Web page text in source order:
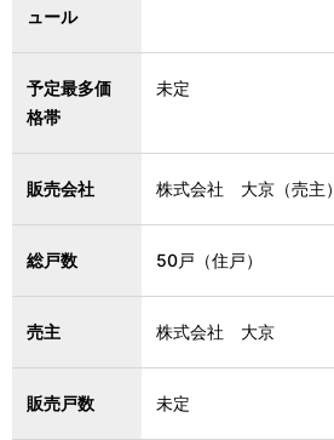
ュール
予定最多価
格帯
未定
販売会社 株式会社 大京（売主）
総戸数 50戸（住戸）
売主 株式会社 大京
販売戸数 未定